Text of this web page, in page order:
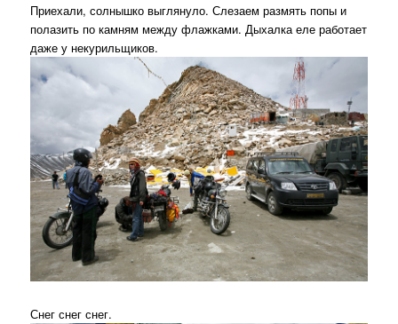
Приехали, солнышко выглянуло. Слезаем размять попы и
полазить по камням между флажками. Дыхалка еле работает
даже у некурильщиков.
Снег снег снег.